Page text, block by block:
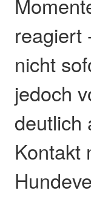
reagiert
nicht
jedoch
deutlich
Kontakt